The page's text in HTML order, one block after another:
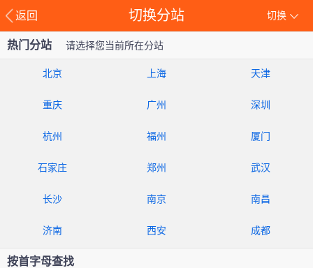
返回 切换
切换分站
热门分站 请选择您当前所在分站
北京 上海 天津
重庆 广州 深圳
杭州 福州 厦门
石家庄 郑州 武汉
长沙 南京 南昌
济南 西安 成都
按首字母查找